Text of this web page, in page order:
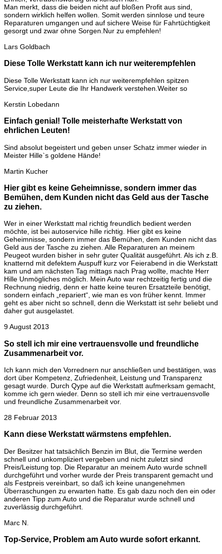
Man merkt, dass die beiden nicht auf bloßen Profit aus sind,
sondern wirklich helfen wollen. Somit werden sinnlose und teure
Reparaturen umgangen und auf sichere Weise für Fahrtüchtigkeit
gesorgt und zwar ohne Sorgen.Nur zu empfehlen!
Lars Goldbach
Diese Tolle Werkstatt kann ich nur weiterempfehlen
Diese Tolle Werkstatt kann ich nur weiterempfehlen spitzen
Service,super Leute die Ihr Handwerk verstehen.Weiter so
Kerstin Lobedann
Einfach genial! Tolle meisterhafte Werkstatt von
ehrlichen Leuten!
Sind absolut begeistert und geben unser Schatz immer wieder in
Meister Hille`s goldene Hände!
Martin Kucher
Hier gibt es keine Geheimnisse, sondern immer das
Bemühen, dem Kunden nicht das Geld aus der Tasche
zu ziehen.
Wer in einer Werkstatt mal richtig freundlich bedient werden
möchte, ist bei autoservice hille richtig. Hier gibt es keine
Geheimnisse, sondern immer das Bemühen, dem Kunden nicht das
Geld aus der Tasche zu ziehen. Alle Reparaturen an meinem
Peugeot wurden bisher in sehr guter Qualität ausgeführt. Als ich z.B.
knatternd mit defektem Auspuff kurz vor Feierabend in die Werkstatt
kam und am nächsten Tag mittags nach Prag wollte, machte Herr
Hille Unmögliches möglich. Mein Auto war rechtzeitig fertig und die
Rechnung niedrig, denn er hatte keine teuren Ersatzteile benötigt,
sondern einfach „repariert“, wie man es von früher kennt. Immer
geht es aber nicht so schnell, denn die Werkstatt ist sehr beliebt und
daher gut ausgelastet.
9 August 2013
So stell ich mir eine vertrauensvolle und freundliche
Zusammenarbeit vor.
Ich kann mich den Vorrednern nur anschließen und bestätigen, was
dort über Kompetenz, Zufriedenheit, Leistung und Transparenz
gesagt wurde. Durch Qype auf die Werkstatt aufmerksam gemacht,
komme ich gern wieder. Denn so stell ich mir eine vertrauensvolle
und freundliche Zusammenarbeit vor.
28 Februar 2013
Kann diese Werkstatt wärmstens empfehlen.
Der Besitzer hat tatsächlich Benzin im Blut, die Termine werden
schnell und unkompliziert vergeben und nicht zuletzt sind
Preis/Leistung top. Die Reparatur an meinem Auto wurde schnell
durchgeführt und vorher wurde der Preis transparent gemacht und
als Festpreis vereinbart, so daß ich keine unangenehmen
Überraschungen zu erwarten hatte. Es gab dazu noch den ein oder
anderen Tipp zum Auto und die Reparatur wurde schnell und
zuverlässig durchgeführt.
Marc N.
Top-Service, Problem am Auto wurde sofort erkannt.